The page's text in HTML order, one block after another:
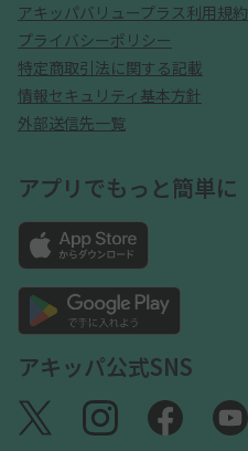
アキッパバリュープラス利用規約
プライバシーポリシー
特定商取引法に関する記載
情報セキュリティ基本方針
外部送信先一覧
アプリでもっと簡単に
アキッパ公式SNS